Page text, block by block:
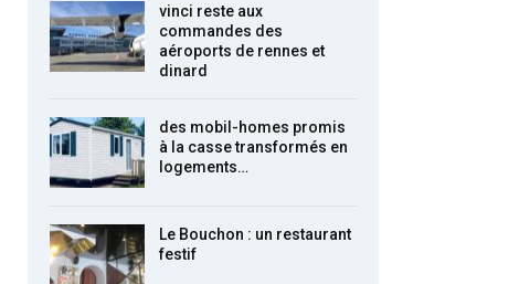
vinci reste aux
commandes des
aéroports de rennes et
dinard
des mobil-homes promis
à la casse transformés en
logements…
Le Bouchon : un restaurant
festif